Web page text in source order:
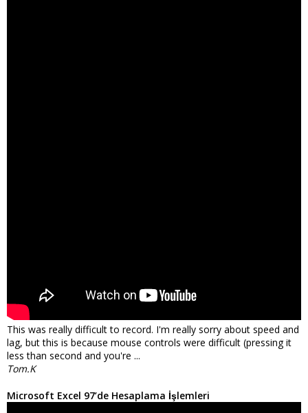
This was really difficult to record. I'm really sorry about speed and
lag, but this is because mouse controls were difficult (pressing it
less than second and you're ...
Tom.K
Microsoft Excel 97’de Hesaplama İşlemleri